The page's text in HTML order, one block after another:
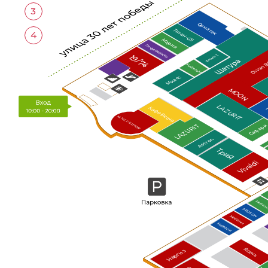
3
4
Astron
МебельМ Divan
MOON
PROSON
Vivaldi
Финист Т.
NATUZZI EDITIONS Кафе Весна
LAZURIT
ТриЯ
Мебелес
Ясень
Наргиз
Матрас-м.
LAZURIT
Миасс
Орматек
Титан-GS
Мария
По-французски
19/74 Шатура